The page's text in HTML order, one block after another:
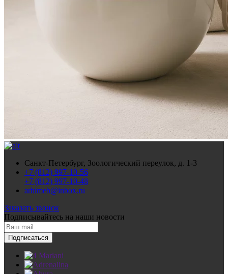
Санкт-Петербург, Зоологический переулок, д. 1-3
+7 (812) 997-10-56
+7 (812) 997-10-48
arhimeb@inbox.ru
Заказать звонок
Подписывайтесь на наши новости